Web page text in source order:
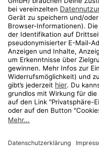
Aktionen
Travel